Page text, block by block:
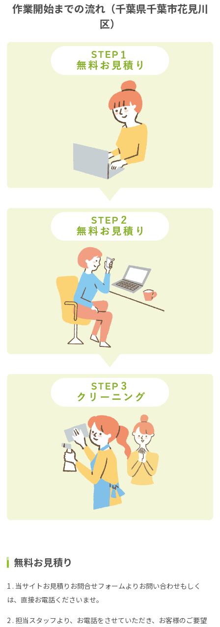
作業開始までの流れ（千葉県千葉市花見川
区）
無料お見積り
1 . 当サイトお見積りお問合せフォームよりお問い合わせもしく
は、直接お電話くださいませ。
2 . 担当スタッフより、お電話をさせていただき、お客様のご要望